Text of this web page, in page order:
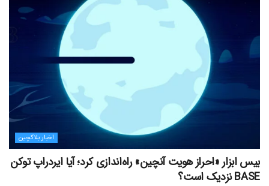
اخبار بلاکچین
بیس ابزار «احراز هویت آنچین» راه‌اندازی کرد؛ آیا ایردراپ توکن
BASE نزدیک‌ است؟